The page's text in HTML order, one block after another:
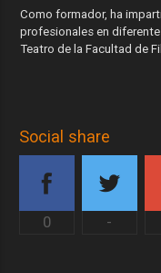
Como formador, ha
profesionales en
Teatro de la Facultad de
Social share
0 -